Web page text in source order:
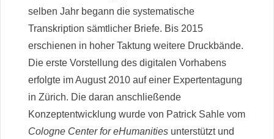
selben Jahr begann die systematische
Transkription sämtlicher Briefe. Bis 2015
erschienen in hoher Taktung weitere Druckbände.
Die erste Vorstellung des digitalen Vorhabens
erfolgte im August 2010 auf einer Expertentagung
in Zürich. Die daran anschließende
Konzeptentwicklung wurde von Patrick Sahle vom
Cologne Center for eHumanities unterstützt und